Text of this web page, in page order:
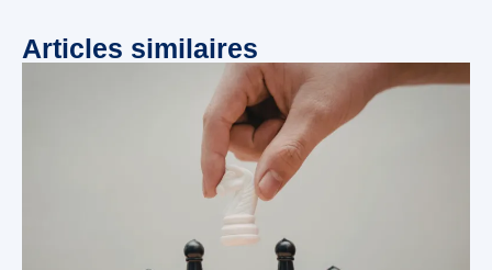
Articles similaires